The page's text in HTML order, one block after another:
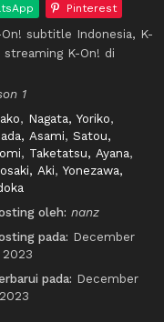
Pinterest
subtitle Indonesia, K-
K-On! di
1
, Nagata, Yoriko,
Asami,Satou,
, Taketatsu, Ayana,
Aki,Yonezawa,
oleh: nanz
pada: December
pada: December